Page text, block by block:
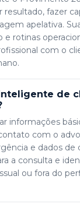
fazer
apelativa.
e rotinas
com o
de
informações
com o
e dados
a consulta e
ou fora do